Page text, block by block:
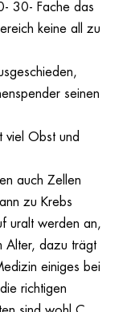
30- Fache das
keine all zu
seinen
viel Obst und
auch Zellen
zu Krebs
uralt werden an,
Alter, dazu trägt
einiges bei
richtigen